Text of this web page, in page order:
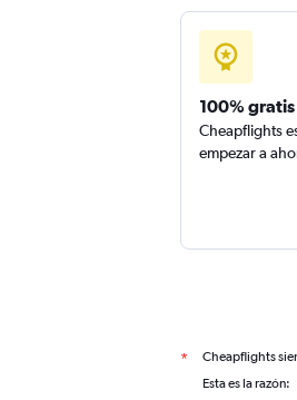
100% gratis
Cheapflights
empezar a
* Cheapflights
Esta es la razón: